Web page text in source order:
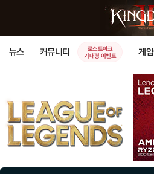
뉴스 커뮤니티
로스트아크
기대평 이벤트
게